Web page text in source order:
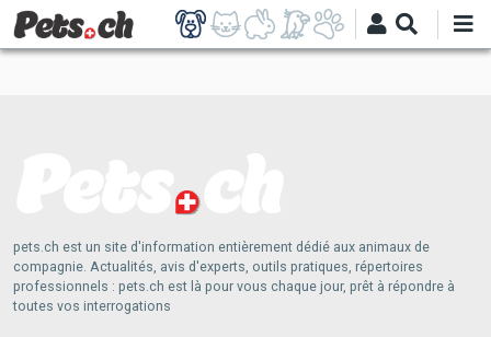
Direkt
zum
Inhalt
pets.ch est un site d'information entièrement dédié aux animaux de
compagnie. Actualités, avis d'experts, outils pratiques, répertoires
professionnels : pets.ch est là pour vous chaque jour, prêt à répondre à
toutes vos interrogations